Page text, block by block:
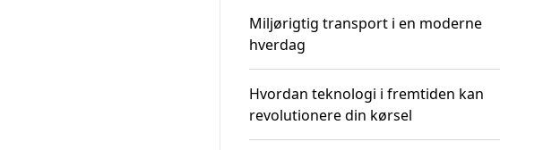
Miljørigtig transport i en moderne
hverdag
Hvordan teknologi i fremtiden kan
revolutionere din kørsel